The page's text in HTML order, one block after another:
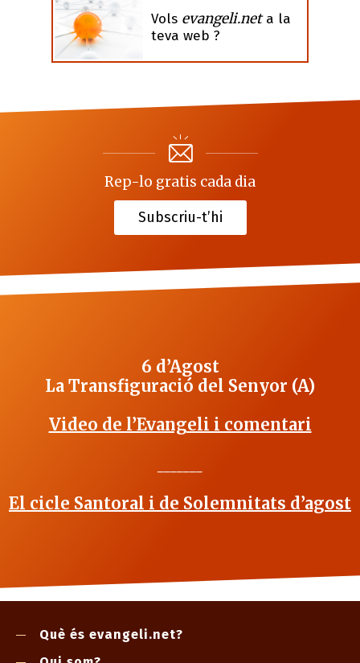
Vols evangeli.neta la
teva web ?
Rep-lo gratis cada dia
Subscriu-t’hi
6 d’Agost
La Transfiguració del Senyor (A)
Video de l’Evangeli i comentari
El cicle Santoral i de Solemnitats d’agost
Què és evangeli.net?